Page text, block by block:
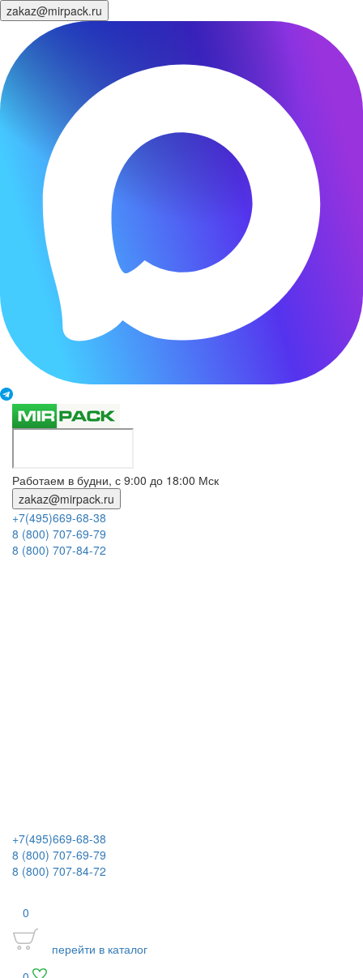
zakaz@mirpack.ru
Работаем в будни, с 9:00 до 18:00 Мск
zakaz@mirpack.ru
+7(495)669-68-38
8 (800) 707-69-79
8 (800) 707-84-72
+7(495)669-68-38
8 (800) 707-69-79
8 (800) 707-84-72
0
перейти в каталог